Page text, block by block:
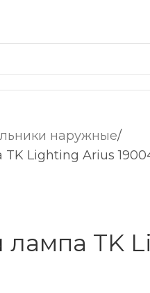
наружные
TK Lighting Arius
лампа TK